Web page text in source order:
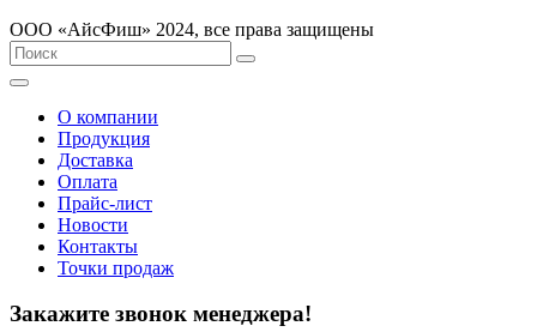
ООО «AйсФиш» 2024, все права защищены
О компании
Продукция
Доставка
Оплата
Прайс-лист
Новости
Контакты
Точки продаж
Закажите звонок менеджера!